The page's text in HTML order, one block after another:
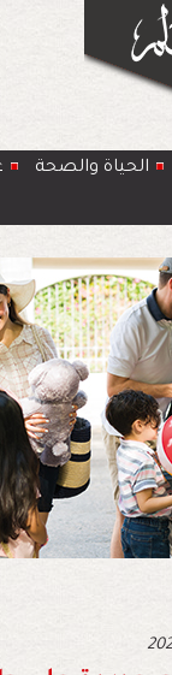
الحياة والصحة